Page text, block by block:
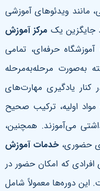
مانند ویدئوهای آموزشی
جایگزین یک مرکز آموزش
حرفه‌ای، تمامی
به‌صورت مرحله‌به‌مرحله
یادگیری مهارت‌های
اولیه، ترکیب صحیح
می‌آموزند. همچنین،
حضوری،خدمات آموزش
افرادی که امکان حضور در
این دوره‌ها معمولاً شامل